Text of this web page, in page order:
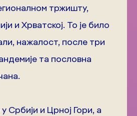
тржишту,
и Хрватској. То је било
нажалост, после три
та пословна
Србији и Црној Гори, а